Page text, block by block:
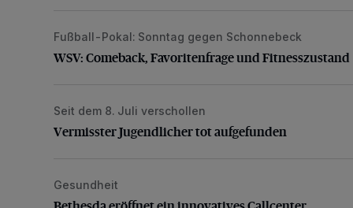
WSV: Comeback, Favoritenfrage und Fitnesszustand
Fußball-Pokal: Sonntag gegen Schonnebeck
WSV: Comeback, Favoritenfrage und Fitnesszustand
Vermisster Jugendlicher tot aufgefunden
Seit dem 8. Juli verschollen
Vermisster Jugendlicher tot aufgefunden
Bethesda eröffnet ein innovatives Callcenter
Gesundheit